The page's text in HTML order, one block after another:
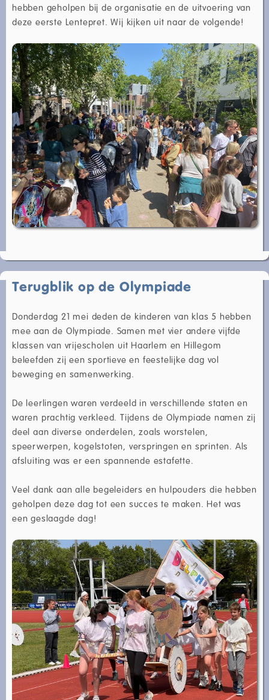
hebben geholpen bij de organisatie en de uitvoering van
deze eerste Lentepret. Wij kijken uit naar de volgende!
Terugblik op de Olympiade
Donderdag 21 mei deden de kinderen van klas 5 hebben
mee aan de Olympiade. Samen met vier andere vijfde
klassen van vrijescholen uit Haarlem en Hillegom
beleefden zij een sportieve en feestelijke dag vol
beweging en samenwerking.
De leerlingen waren verdeeld in verschillende staten en
waren prachtig verkleed. Tijdens de Olympiade namen zij
deel aan diverse onderdelen, zoals worstelen,
speerwerpen, kogelstoten, verspringen en sprinten. Als
afsluiting was er een spannende estafette.
Veel dank aan alle begeleiders en hulpouders die hebben
geholpen deze dag tot een succes te maken. Het was
een geslaagde dag!